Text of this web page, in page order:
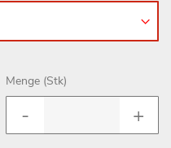
Menge (Stk)